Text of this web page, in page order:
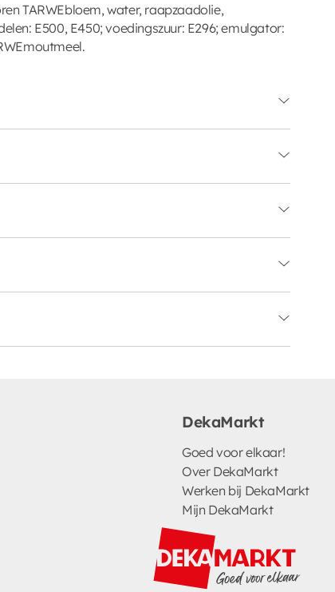
TARWEbloem, water, raapzaadolie,
E500, E450; voedingszuur: E296; emulgator:
DekaMarkt
Goed voor elkaar!
Over DekaMarkt
Werken bij DekaMarkt
Mijn DekaMarkt